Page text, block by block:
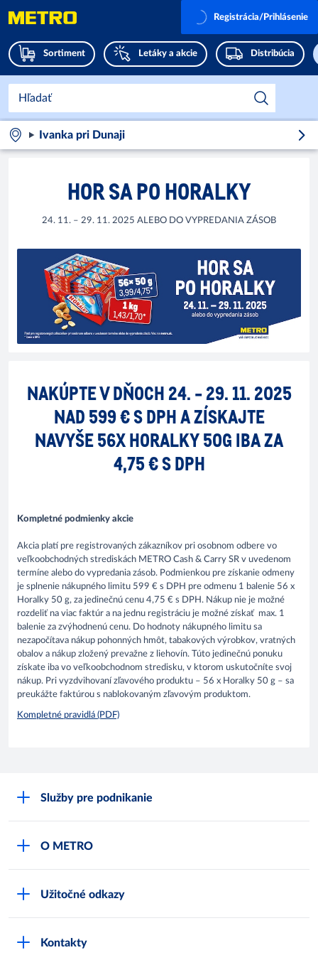
Sortiment Letáky a akcie Distribúcia
Registrácia/Prihlásenie
Ivanka pri Dunaji
HOR SA PO HORALKY
24. 11. – 29. 11. 2025 ALEBO DO VYPREDANIA ZÁSOB
NAKÚPTE V DŇOCH 24. - 29. 11. 2025
NAD 599 € S DPH A ZÍSKAJTE
NAVYŠE 56X HORALKY 50G IBA ZA
4,75 € S DPH
​Kompletné podmienky akcie
Akcia platí pre registrovaných zákazníkov pri osobnom odbere vo
veľkoobchodných strediskách METRO Cash & Carry SR v uvedenom
termíne alebo do vypredania zásob. Podmienkou pre získanie odmeny
je splnenie nákupného limitu 599 € s DPH pre odmenu 1 balenie 56 x
Horalky 50 g, za jedinečnú cenu 4,75 € s DPH. Nákup nie je možné
rozdeliť na viac faktúr a na jednu registráciu je možné získať max. 1
balenie za zvýhodnenú cenu. Do hodnoty nákupného limitu sa
nezapočítava nákup pohonných hmôt, tabakových výrobkov, vratných
obalov a nákup zložený prevažne z liehovín. Túto jedinečnú ponuku
získate iba vo veľkoobchodnom stredisku, v ktorom uskutočníte svoj
nákup. Pri vyzdvihovaní zľavového produktu – 56 x Horalky 50 g – sa
preukážte faktúrou s nablokovaným zľavovým produktom.
Kompletné pravidlá (PDF)
Služby pre podnikanie
Track & trace
O METRO
Užitočné odkazy
Kontakty